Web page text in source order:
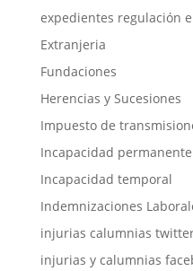
expedientes regulación
Extranjeria
Fundaciones
Herencias y Sucesiones
Impuesto de
Incapacidad permanente
Incapacidad temporal
Indemnizaciones
injurias calumnias
injurias y calumnias